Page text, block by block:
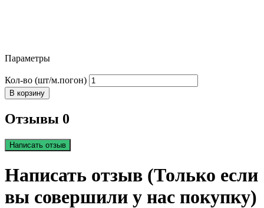
Параметры
Кол-во (шт/м.погон)
В корзину
Отзывы 0
Написать отзыв
Написать отзыв (Только если
вы совершили у нас покупку)